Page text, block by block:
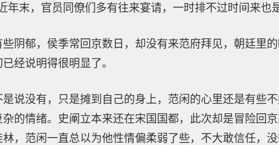
年末，官员同僚们多有往来宴请，一时排不过时间来也
阴郁，侯季常回京数日，却没有来范府拜见，朝廷里的
经说明得很明显了。
说没有，只是摊到自己的身上，范闲的心里还是有些
的情绪。史阐立本来还在宋国国都，此次却是冒险回
，范闲一直总以为他性情偏柔弱了些，不大敢信任，